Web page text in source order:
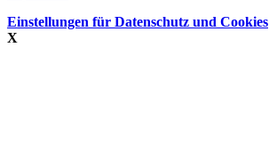
Einstellungen für Datenschutz und Cookies
X